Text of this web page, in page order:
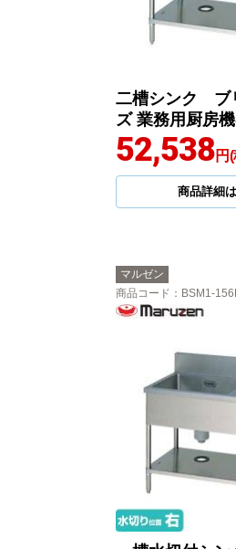
二槽シンク ブ
ズ 業務用厨房
52,538円
商品詳細
マルゼン
商品コード ：BSM1-